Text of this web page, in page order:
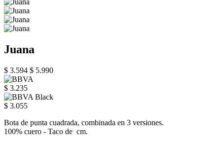
Juana
$ 3.594 $ 5.990
$ 3.235
$ 3.055
Bota de punta cuadrada, combinada en 3 versiones.
100% cuero - Taco de cm.